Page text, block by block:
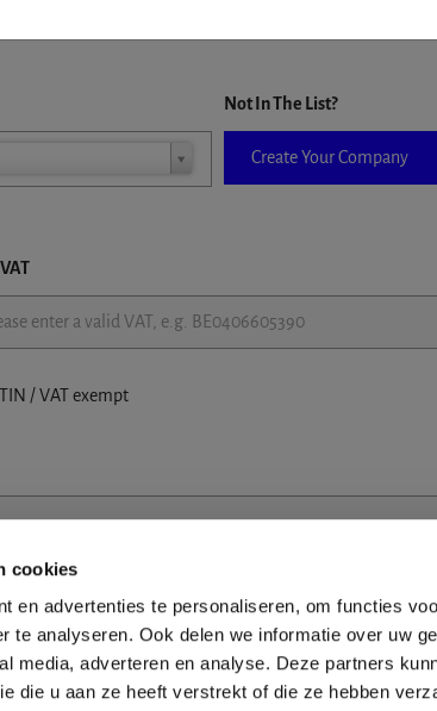
cookies
en advertenties te personaliseren, om functies
te analyseren. Ook delen we informatie over uw
media, adverteren en analyse. Deze partners
die u aan ze heeft verstrekt of die ze hebben
a company is selected it will auto-complete the form. If
Not In The List?
Create Your Company
TIN / VAT exempt